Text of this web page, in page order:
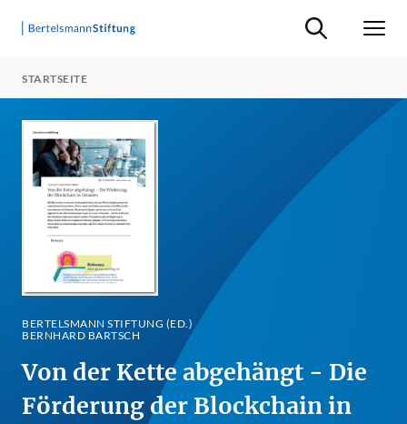
Suche ein-/
STARTSEITE
BERTELSMANN STIFTUNG (ED.)
BERNHARD BARTSCH
Von der Kette abgehängt - Die
Förderung der Blockchain in